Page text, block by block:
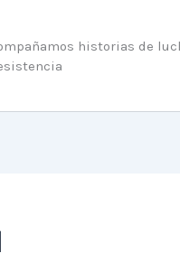
historias de